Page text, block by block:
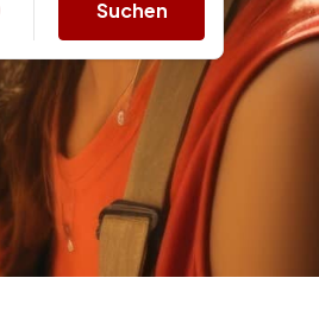
Suchen